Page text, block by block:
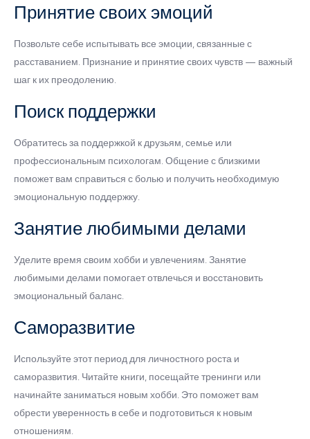
Принятие своих эмоций
Позвольте себе испытывать все эмоции, связанные с
расставанием. Признание и принятие своих чувств — важный
шаг к их преодолению.
Поиск поддержки
Обратитесь за поддержкой к друзьям, семье или
профессиональным психологам. Общение с близкими
поможет вам справиться с болью и получить необходимую
эмоциональную поддержку.
Занятие любимыми делами
Уделите время своим хобби и увлечениям. Занятие
любимыми делами помогает отвлечься и восстановить
эмоциональный баланс.
Саморазвитие
Используйте этот период для личностного роста и
саморазвития. Читайте книги, посещайте тренинги или
начинайте заниматься новым хобби. Это поможет вам
обрести уверенность в себе и подготовиться к новым
отношениям.